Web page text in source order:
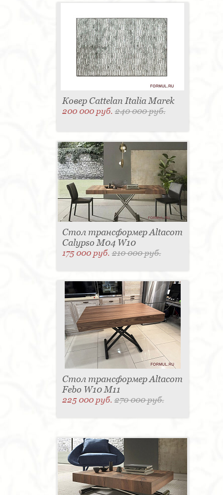
Ковер Cattelan Italia Marek
200 000 руб.240 000 руб.
Стол трансформер Altacom
Calypso M04 W10
175 000 руб.210 000 руб.
Стол трансформер Altacom
Febo W10 M11
225 000 руб.270 000 руб.